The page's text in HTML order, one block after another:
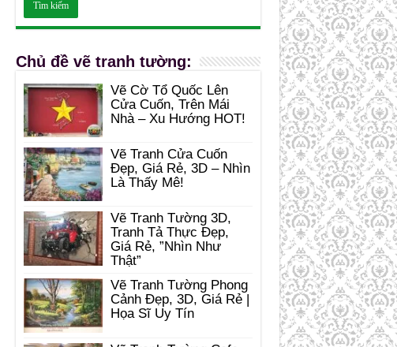
Chủ đề vẽ tranh tường:
Vẽ Cờ Tổ Quốc Lên
Cửa Cuốn, Trên Mái
Nhà – Xu Hướng HOT!
Vẽ Tranh Cửa Cuốn
Đẹp, Giá Rẻ, 3D – Nhìn
Là Thấy Mê!
Vẽ Tranh Tường 3D,
Tranh Tả Thực Đẹp,
Giá Rẻ, ”Nhìn Như
Thật”
Vẽ Tranh Tường Phong
Cảnh Đẹp, 3D, Giá Rẻ |
Họa Sĩ Uy Tín